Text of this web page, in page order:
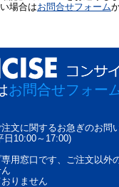
場合はお問合せフォーム
お問合せフォー
文に関するお急ぎのお問
日10:00～17:00)
用窓口です、ご注文以外
りません